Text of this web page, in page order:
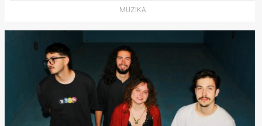
MUZIKA